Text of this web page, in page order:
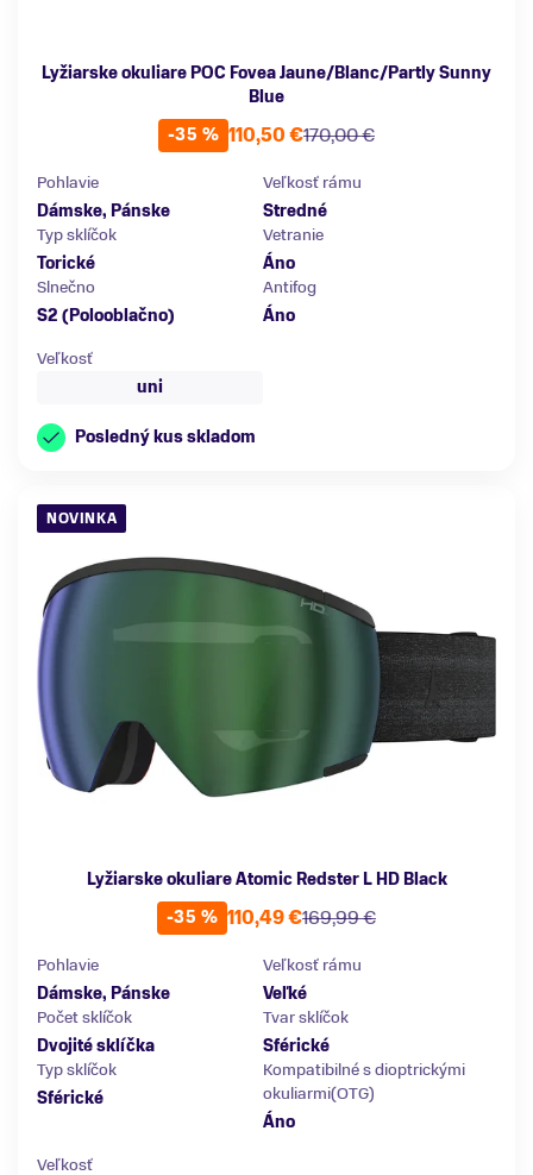
Lyžiarske okuliare POC Fovea Jaune/Blanc/Partly Sunny
Blue
-35 %
170,00 €
110,50 €
Pohlavie
Dámske, Pánske
Veľkosť rámu
Stredné
Typ sklíčok
Torické
Vetranie
Áno
Slnečno
S2 (Polooblačno)
Antifog
Áno
Veľkosť
uni
Posledný kus skladom
NOVINKA
Lyžiarske okuliare Atomic Redster L HD Black
-35 %
169,99 €
110,49 €
Pohlavie
Dámske, Pánske
Veľkosť rámu
Veľké
Počet sklíčok
Dvojité sklíčka
Tvar sklíčok
Sférické
Typ sklíčok
Sférické
Kompatibilné s dioptrickými
okuliarmi(OTG)
Áno
Veľkosť